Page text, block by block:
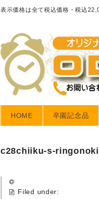
表示価格は全て税込価格・税込
HOME 卒園記念品
c28chiiku-s-ringonoki
Filed under: